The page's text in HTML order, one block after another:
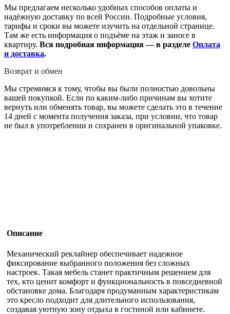
Мы предлагаем несколько удобных способов оплаты и
надёжную доставку по всей России. Подробные условия,
тарифы и сроки вы можете изучить на отдельной странице.
Там же есть информация о подъёме на этаж и заносе в
квартиру. Вся подробная информация — в разделе Оплата
и доставка.
Возврат и обмен
Мы стремимся к тому, чтобы вы были полностью довольны
вашей покупкой. Если по каким-либо причинам вы хотите
вернуть или обменять товар, вы можете сделать это в течение
14 дней с момента получения заказа, при условии, что товар
не был в употреблении и сохранен в оригинальной упаковке.
Описание
Механический реклайнер обеспечивает надежное
фиксирование выбранного положения без сложных
настроек. Такая мебель станет практичным решением для
тех, кто ценит комфорт и функциональность в повседневной
обстановке дома. Благодаря продуманным характеристикам
это кресло подходит для длительного использования,
создавая уютную зону отдыха в гостиной или кабинете.